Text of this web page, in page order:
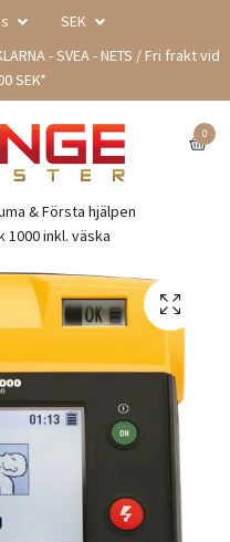
SEK
- SVEA - NETS / Fri frakt vid
SEK*
0
& Första hjälpen
1000 inkl. väska